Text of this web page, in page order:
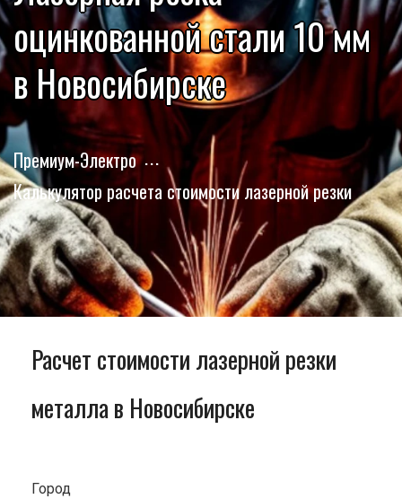
оцинкованной стали 10 мм
в Новосибирске
Премиум-Электро
Калькулятор расчета стоимости лазерной резки
Расчет стоимости лазерной резки
металла в Новосибирске
Город